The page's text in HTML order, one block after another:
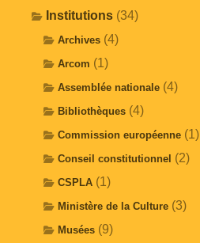
Institutions (34)
Archives (4)
Arcom (1)
Assemblée nationale (4)
Bibliothèques (4)
Commission européenne (1)
Conseil constitutionnel (2)
CSPLA (1)
Ministère de la Culture (3)
Musées (9)